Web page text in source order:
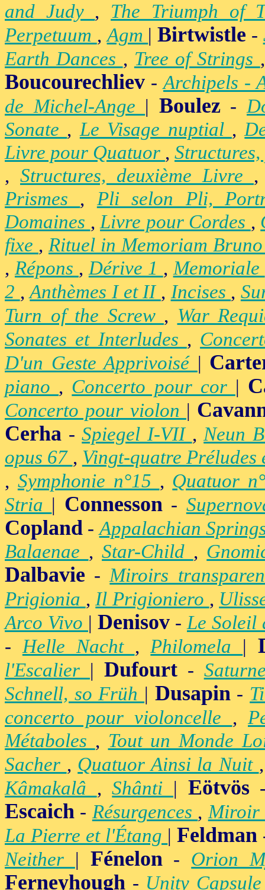
and Judy , The Triumph of
Perpetuum ,Agm |Birtwistle -
Earth Dances , Tree of Strings
Boucourechliev -Archipels -
de Michel-Ange | Boulez-
Sonate ,Le Visage nuptial ,
Livre pour Quatuor ,
, Structures, deuxième Livre
Prismes , Pli selon Pli,
Domaines ,Livre pour Cordes ,
fixe , Rituel in Memoriam
, Répons ,Dérive 1 ,Memoriale
2 ,Anthèmes I et II , Incises ,
Turn of the Screw , War
Sonates et Interludes ,
D'un Geste Apprivoisé |
piano , Concerto pour cor |
Concerto pour violon |
Cerha -Spiegel I-VII ,Neun
opus 67 , Vingt-quatre Préludes
, Symphonie n°15 , Quatuor
Stria | Connesson-
Copland -Appalachian
Balaenae ,Star-Child ,
Dalbavie -Miroirs
Prigionia ,Il Prigioniero ,
Arco Vivo | Denisov -Le Soleil
-Helle Nacht ,Philomela |
l'Escalier | Dufourt-
Schnell, so Früh | Dusapin-
concerto pour violoncelle ,
Métaboles , Tout un Monde
Sacher , Quatuor Ainsi la Nuit
Kâmakalâ ,Shânti | Eötvös
Escaich - Résurgences ,Miroir
La Pierre et l'Étang |Feldman
Neither | Fénelon- Orion
Ferneyhough - Unity